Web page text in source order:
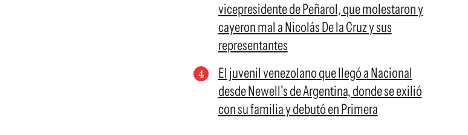
vicepresidente de Peñarol, que molestaron y
cayeron mal a Nicolás De la Cruz y sus
representantes
El juvenil venezolano que llegó a Nacional
desde Newell's de Argentina, donde se exilió
con su familia y debutó en Primera